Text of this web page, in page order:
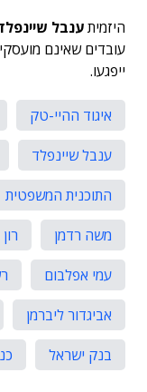
היזמיתענבל
עובדים שאינם
ייפגעו.
איגוד ההיי-טק
ענבל שיינפלד
התוכנית המשפטית
משה רדמן
עמי אפלבום
אביגדור ליברמן
בנק ישראל